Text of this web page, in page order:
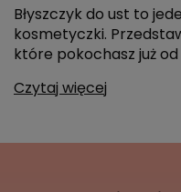
Błyszczyk do ust to
kosmetyczki.
które pokochasz już
Czytaj więcej